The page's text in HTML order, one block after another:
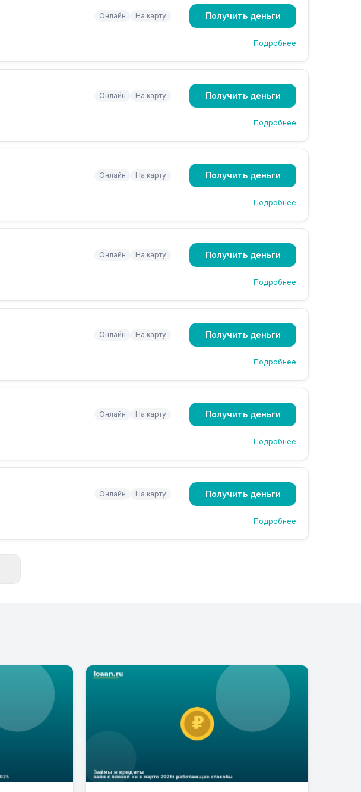
Онлайн На карту Получить деньги
Подробнее
Онлайн На карту Получить деньги
Подробнее
Онлайн На карту Получить деньги
Подробнее
Онлайн На карту Получить деньги
Подробнее
Онлайн На карту Получить деньги
Подробнее
Онлайн На карту Получить деньги
Подробнее
Онлайн На карту Получить деньги
Подробнее